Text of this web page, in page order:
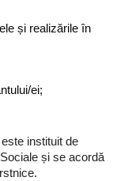
și realizările în
ei;
instituit de
și se acordă